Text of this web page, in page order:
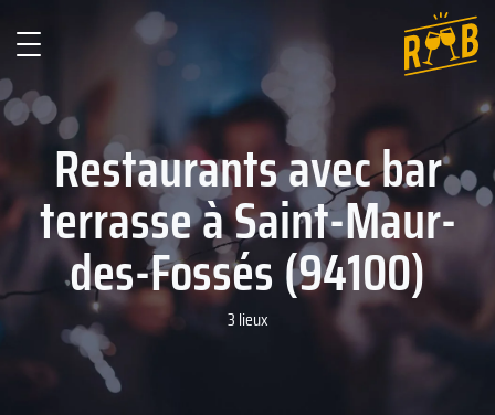
Restaurants avec bar
terrasse à Saint-Maur-
des-Fossés (94100)
3 lieux